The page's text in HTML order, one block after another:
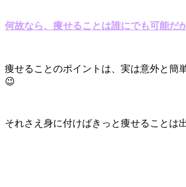
何故なら、痩せることは誰にでも可能だ
痩せることのポイントは、実は意外と簡
😉
それさえ身に付けばきっと痩せることは